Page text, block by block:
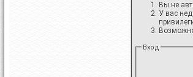
Вы не
У вас
Вход